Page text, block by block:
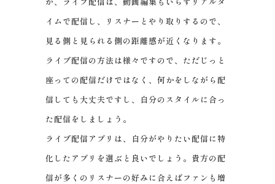
イムで配信し、リスナーとやり取りするので、
見る側と見られる側の距離感が近くなります。
ライブ配信の方法は様々ですので、ただじっと
座っての配信だけではなく、何かをしながら配
信しても大丈夫ですし、自分のスタイルに合っ
た配信をしましょう。
ライブ配信アプリは、自分がやりたい配信に特
化したアプリを選ぶと良いでしょう。貴方の配
信が多くのリスナーの好みに合えばファンも増